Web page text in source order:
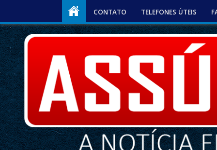
CONTATO TELEFONES ÚTEIS